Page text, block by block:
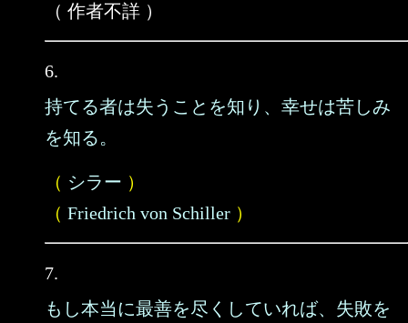
（ 作者不詳 ）
6.
持てる者は失うことを知り、幸せは苦しみ
を知る。
（ シラー ）
（ Friedrich von Schiller ）
7.
もし本当に最善を尽くしていれば、失敗を